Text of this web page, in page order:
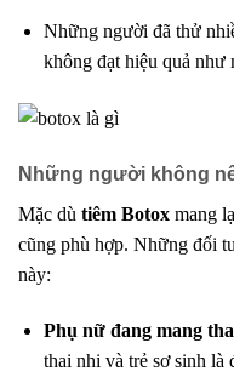
Những người đã thử
không đạt hiệu quả như
Những người không
Mặc dù tiêm Botox mang
cũng phù hợp. Những đối
này:
Phụ nữ đang mang
thai nhi và trẻ sơ sinh là